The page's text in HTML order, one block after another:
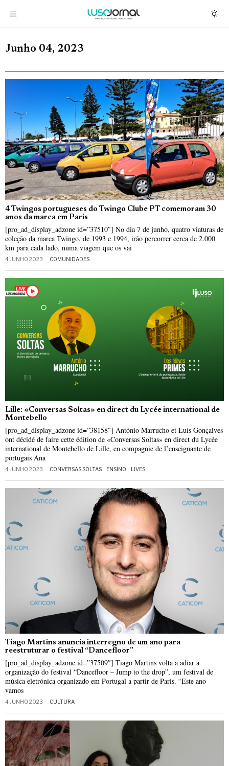
Junho 04, 2023
4 Twingos portugueses do Twingo Clube PT comemoram 30
anos da marca em Paris
[pro_ad_display_adzone id=”37510″] No dia 7 de junho, quatro viaturas de
coleção da marca Twingo, de 1993 e 1994, irão percorrer cerca de 2.000
km para cada lado, numa viagem que os vai
4 JUNHO, 2023 COMUNIDADES
Lille: «Conversas Soltas» en direct du Lycée international de
Montebello
[pro_ad_display_adzone id=”38158″] António Marrucho et Luís Gonçalves
ont décidé de faire cette édition de «Conversas Soltas» en direct du Lycée
international de Montebello de Lille, en compagnie de l’enseignante de
portugais Ana
4 JUNHO, 2023 CONVERSAS SOLTAS · ENSINO · LIVES
Tiago Martins anuncia interregno de um ano para
reestruturar o festival “Dancefloor”
[pro_ad_display_adzone id=”37509″] Tiago Martins volta a adiar a
organização do festival “Dancefloor – Jump to the drop”, um festival de
música eletrónica organizado em Portugal a partir de Paris. “Este ano
vamos
4 JUNHO, 2023 CULTURA